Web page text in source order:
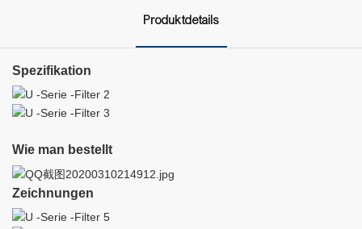
Produktdetails
Spezifikation
Wie man bestellt
Zeichnungen